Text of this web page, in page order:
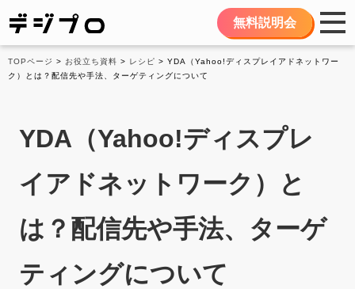
無料説明会
TOPページ > お役立ち資料 > レシピ > YDA（Yahoo!ディスプレイアドネットワー
ク）とは？配信先や手法、ターゲティングについて
YDA（Yahoo!ディスプレ
イアドネットワーク）と
は？配信先や手法、ターゲ
ティングについて